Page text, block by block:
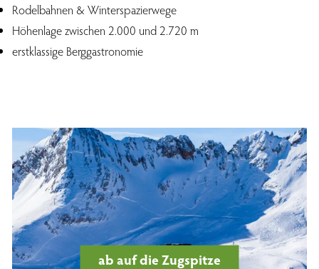
Rodelbahnen & Winterspazierwege
Höhenlage zwischen 2.000 und 2.720 m
erstklassige Berggastronomie
ab auf die Zugspitze